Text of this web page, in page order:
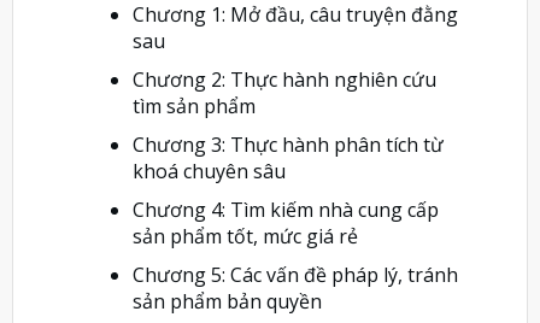
Chương 1: Mở đầu, câu truyện đằng
sau
Chương 2: Thực hành nghiên cứu
tìm sản phẩm
Chương 3: Thực hành phân tích từ
khoá chuyên sâu
Chương 4: Tìm kiếm nhà cung cấp
sản phẩm tốt, mức giá rẻ
Chương 5: Các vấn đề pháp lý, tránh
sản phẩm bản quyền